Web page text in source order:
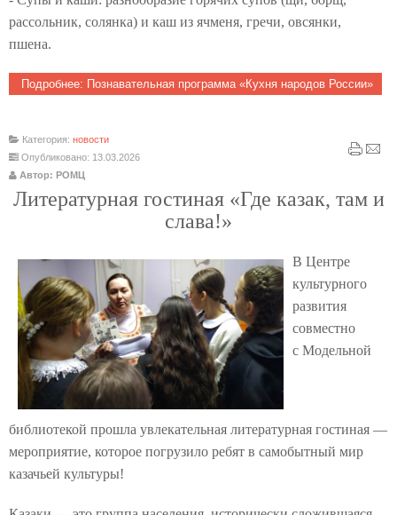
рассольник, солянка) и каш из ячменя, гречи, овсянки,
пшена.
Подробнее: Познавательная программа «Кухня народов России»
Категория: новости
Опубликовано: 13.03.2026
Автор: РОМЦ
Литературная гостиная «Где казак, там и
слава!»
В Центре
культурного
развития
совместно
с Модельной
библиотекой прошла увлекательная литературная гостиная —
мероприятие, которое погрузило ребят в самобытный мир
казачьей культуры!